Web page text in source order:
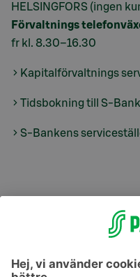
HELSINGFORS (ingen
Förvaltnings
fr kl. 8.30–16.30
Kapitalförvaltnings
Tidsbokning till S-
S-Bankens
S-Prime